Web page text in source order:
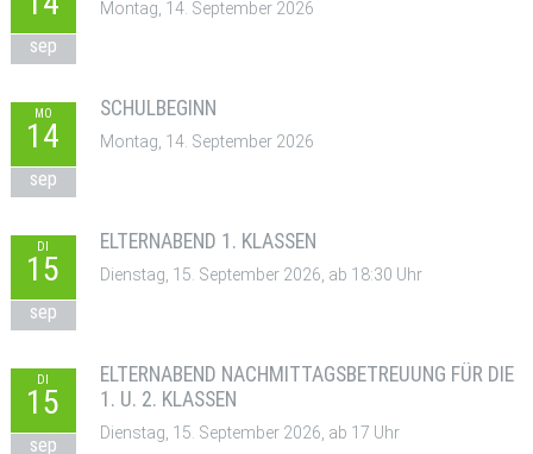
sep
Montag, 14. September 2026
MO
14
sep
SCHULBEGINN
Montag, 14. September 2026
DI
15
sep
ELTERNABEND 1. KLASSEN
Dienstag, 15. September 2026, ab 18:30 Uhr
DI
15
sep
ELTERNABEND NACHMITTAGSBETREUUNG FÜR DIE
1. U. 2. KLASSEN
Dienstag, 15. September 2026, ab 17 Uhr